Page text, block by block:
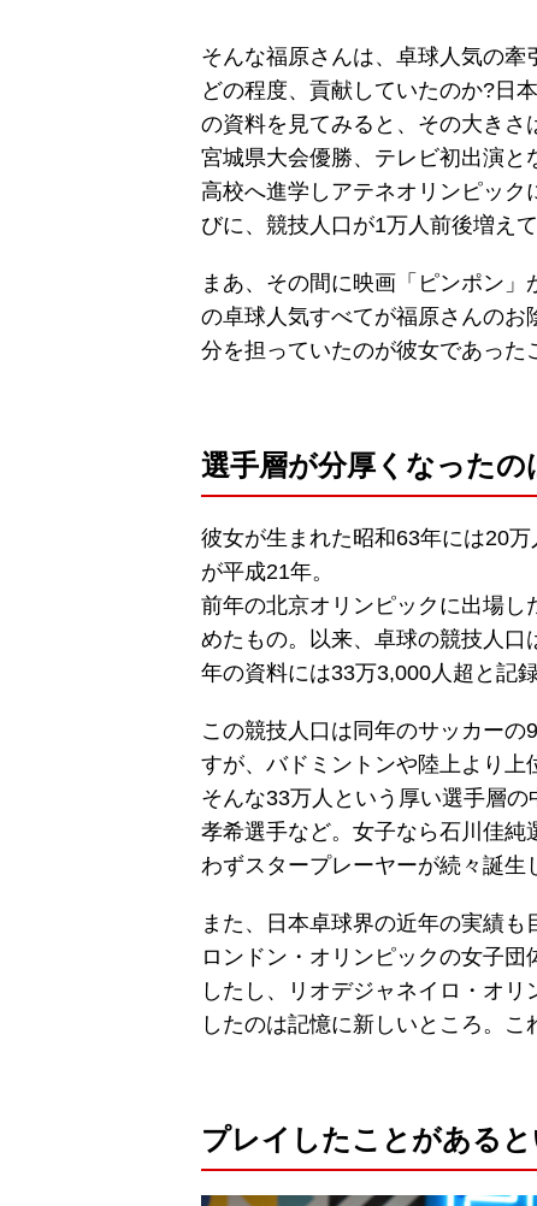
そんな福原さんは、卓球人気の牽
どの程度、貢献していたのか?日
の資料を見てみると、その大きさ
宮城県大会優勝、テレビ初出演と
高校へ進学しアテネオリンピッ
びに、競技人口が1万人前後増えて
まあ、その間に映画「ピンポン
の卓球人気すべてが福原さんの
分を担っていたのが彼女であった
選手層が分厚くなった
彼女が生まれた昭和63年には20
が平成21年。
前年の北京オリンピックに出場
めたもの。以来、卓球の競技人
年の資料には33万3,000人超と記
この競技人口は同年のサッカー
すが、バドミントンや陸上より上
そんな33万人という厚い選手層
孝希選手など。女子なら石川佳純
わずスタープレーヤーが続々誕生
また、日本卓球界の近年の実績も
ロンドン・オリンピックの女子
したし、リオデジャネイロ・オ
したのは記憶に新しいところ。こ
プレイしたことがある